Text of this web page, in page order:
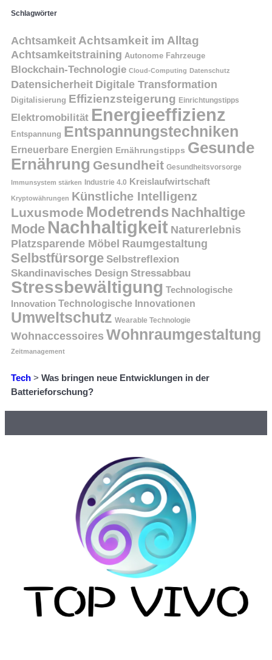
Schlagwörter
AchtsamkeitAchtsamkeit im Alltag
Achtsamkeitstraining Autonome Fahrzeuge
Blockchain-Technologie Cloud-Computing Datenschutz
Datensicherheit Digitale Transformation
Digitalisierung Effizienzsteigerung Einrichtungstipps
Elektromobilität Energieeffizienz
Entspannung Entspannungstechniken
Erneuerbare Energien Ernährungstipps Gesunde
Ernährung Gesundheit Gesundheitsvorsorge
Immunsystem stärken Industrie 4.0 Kreislaufwirtschaft
Kryptowährungen Künstliche Intelligenz
Luxusmode Modetrends Nachhaltige
Mode Nachhaltigkeit Naturerlebnis
Platzsparende Möbel Raumgestaltung
Selbstfürsorge Selbstreflexion
Skandinavisches Design Stressabbau
Stressbewältigung Technologische
Innovation Technologische Innovationen
Umweltschutz Wearable Technologie
Wohnaccessoires Wohnraumgestaltung
Zeitmanagement
Tech > Was bringen neue Entwicklungen in der
Batterieforschung?